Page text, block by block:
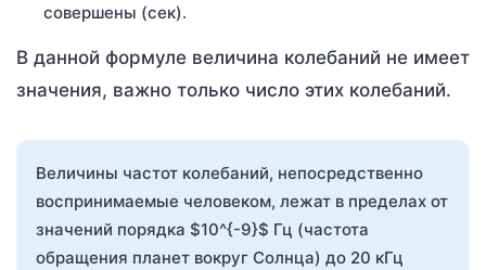
совершены (сек).
В данной формуле величина колебаний не имеет
значения, важно только число этих колебаний.
Величины частот колебаний, непосредственно
воспринимаемые человеком, лежат в пределах от
значений порядка $10^{-9}$ Гц (частота
обращения планет вокруг Солнца) до 20 кГц